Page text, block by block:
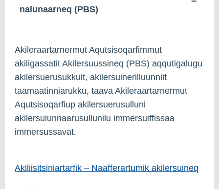
nalunaarneq (PBS)
Akileraartarnermut Aqutsisoqarfimmut
akiligassatit Akilersuussineq (PBS) aqqutigalugu
akilersuerusukkuit, akilersuinerilluunniit
taamaatinniarukku, taava Akileraartarnermut
Aqutsisoqarfiup akilersuerusulluni
akilersuiunnaarusullunilu immersuiffissaa
immersussavat.
Akiliisitsiniartarfik – Naafferartumik akilersuineq